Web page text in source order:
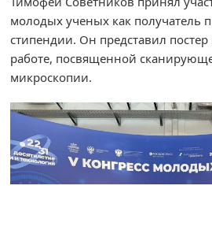
молодых ученых как получатель
стипендии. Он представил
работе, посвященной
микроскопии.